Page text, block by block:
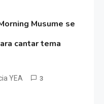
Musume se
cantar tema
YEA 3